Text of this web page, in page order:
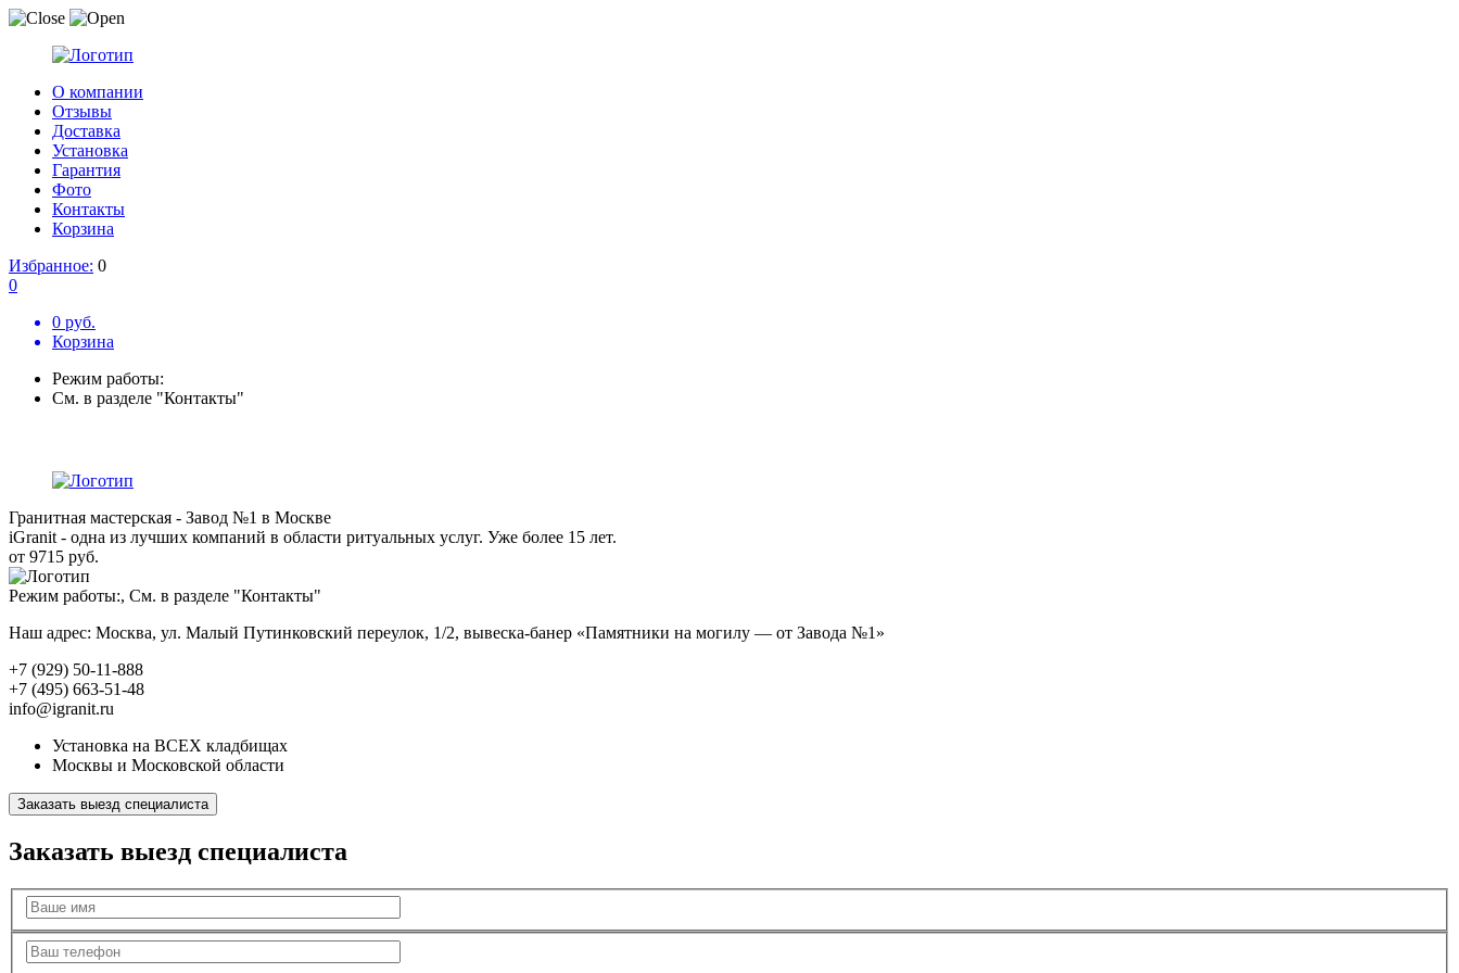
О компании
Отзывы
Доставка
Установка
Гарантия
Фото
Контакты
Корзина
Избранное: 0
0
0 руб.
Корзина
Режим работы:
См. в разделе "Контакты"
Гранитная мастерская - Завод №1 в Москве
iGranit - одна из лучших компаний в области ритуальных услуг. Уже более 15 лет.
от 9715 руб.
Режим работы:, См. в разделе "Контакты"
Наш адрес: Москва, ул. Малый Путинковский переулок, 1/2, вывеска-банер «Памятники на могилу — от Завода №1»
+7 (929) 50-11-888
+7 (495) 663-51-48
info@igranit.ru
Установка на ВСЕХ кладбищах
Москвы и Московской области
Заказать выезд специалиста
Заказать выезд специалиста